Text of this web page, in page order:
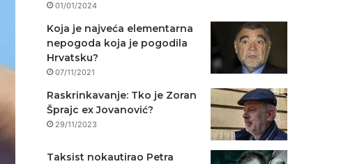
01/01/2024
Koja je najveća elementarna
nepogoda koja je pogodila
Hrvatsku?
07/11/2021
Raskrinkavanje: Tko je Zoran
Šprajc ex Jovanović?
29/11/2023
Taksist nokautirao Petra